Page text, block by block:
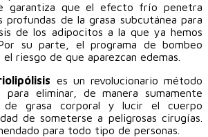
garantiza que el efecto frío penetra
profundas de la grasa subcutánea para
de los adipocitos a la que ya hemos
su parte, el programa de bombeo
riesgo de que aparezcan edemas.
es un revolucionario método
eliminar, de manera sumamente
de grasa corporal y lucir el cuerpo
de someterse a peligrosas cirugías.
para todo tipo de personas.